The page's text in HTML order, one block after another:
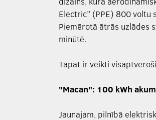
Electric" (PPE) 800 voltu
Piemērotā ātrās uzlādes
minūtē.
Tāpat ir veikti
"Macan": 100 kWh
Jaunajam, pilnībā